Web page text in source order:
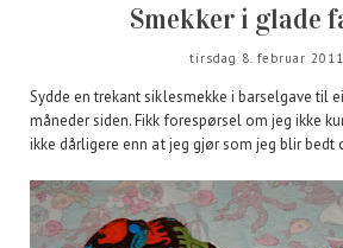
Smekker i glade
tirsdag 8. februar 2011
Sydde en trekant siklesmekke i barselgave til
måneder siden. Fikk forespørsel om jeg ikke
ikke dårligere enn at jeg gjør som jeg blir bedt